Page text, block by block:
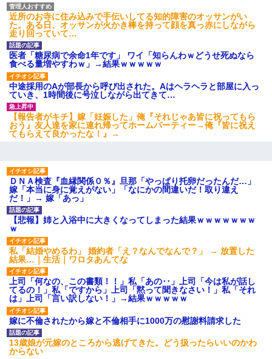
近所のお寺に住み込みで手伝いしてる知的障害のオッサンがい
た。ある日、オッサンが火かき棒を持って顔を真っ赤にしながら
走り回っていて…
医者「糖尿病で余命1年です」 ワイ「知らんわｗどうせ死ぬなら
食べる量増やすわｗ」→結果ｗｗｗｗｗ
中途採用のAが部長から呼び出された。Aはヘラヘラと部屋に入っ
ていき、1時間後に号泣しながら出てきて…
【報告者がキチ】嫁「妊娠した」俺『それじゃあ皆に祝ってもら
おう』友人達を家に連れ帰ってホームパーティー→俺『皆に祝え
てもらえて良かったな！』→
ＤＮＡ検査『血縁関係０％』旦那「やっぱり托卵だったんだ…」
嫁「本当に身に覚えがない」「なにかの間違いだ！取り違え
だ！」→ 嫁「あっ」
【悲報】姉と入浴中に大きくなってしまった結果ｗｗｗｗｗｗｗ
ｗ
私「結婚やめるわ」 婚約者「え？なんでなんで？」 → 放置した
結果…｜生活｜ワロタあんてな
上司「何なの、この書類！！」私「あの‥」上司「今は私が話し
てるの！」私「ですから」上司「黙って聞きなさい！」私「それ
は」上司「言い訳しない！」→結果ｗｗｗｗｗ
嫁に不倫されたから嫁と不倫相手に1000万の慰謝料請求した
13歳娘が元嫁のところから逃げてきた。どう扱ったらいいのかわ
からない